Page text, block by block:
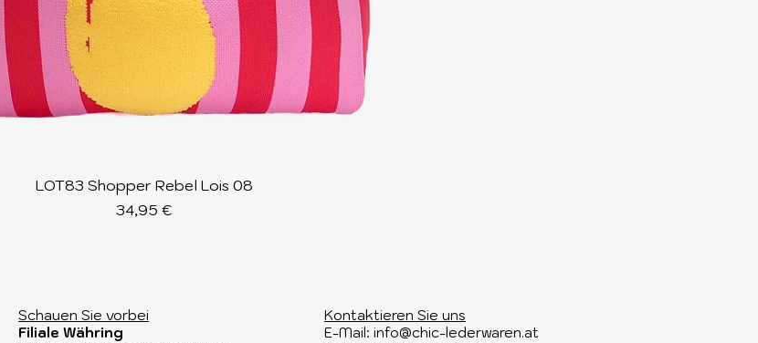
Schnellansicht
LOT83 Shopper Rebel Lois 08
Preis
34,95 €
Schauen Sie vorbei​
Filiale Währing
Kontaktieren Sie uns​
E-Mail: info@chic-lederwaren.at